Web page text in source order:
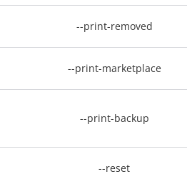
--print-removed
--print-marketplace
--print-backup
--reset